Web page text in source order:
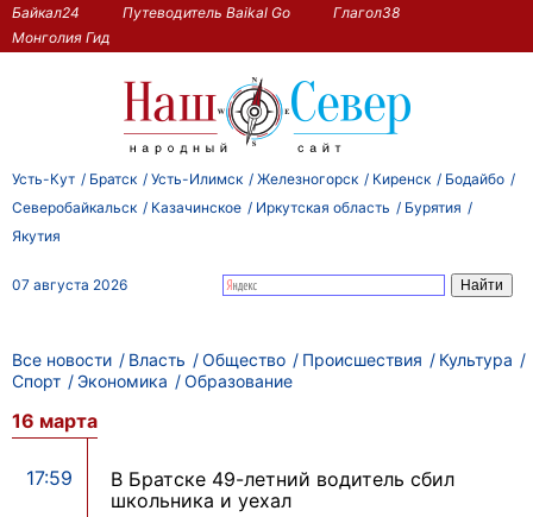
Байкал24 Путеводитель Baikal Go
Глагол38
Монголия Гид
Усть-Кут Братск Усть-Илимск Железногорск Киренск
Бодайбо
Северобайкальск
Казачинское Иркутская область
Бурятия
Якутия
07 августа 2026
Все новости Власть Общество Происшествия
Культура
Спорт
Экономика Образование
16 марта
17:59
В Братске 49-летний водитель сбил
школьника и уехал